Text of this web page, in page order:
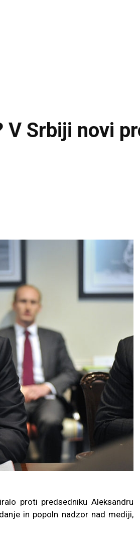
V Srbiji novi
proti predsedniku Aleksandru
in popoln nadzor nad mediji,